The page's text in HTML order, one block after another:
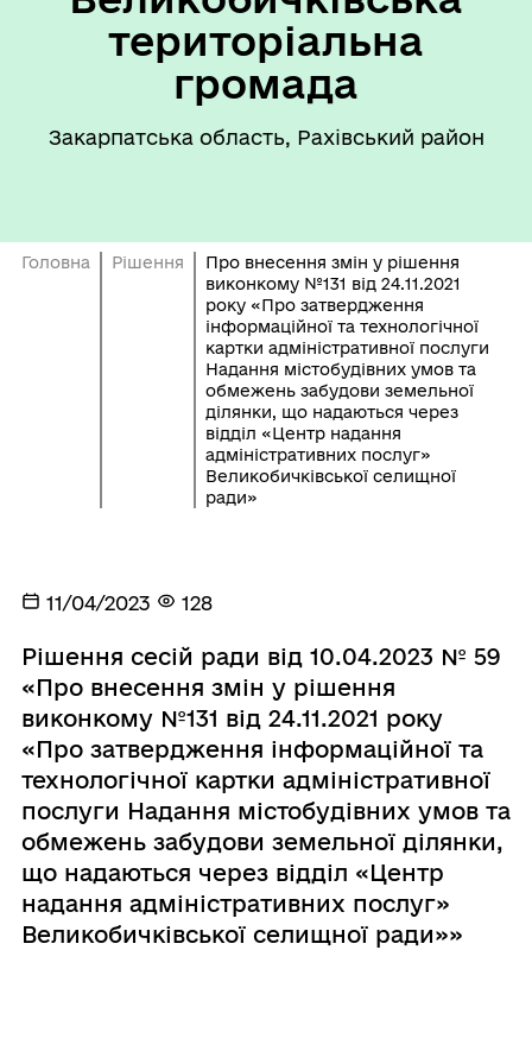
територіальна
громада
Закарпатська область, Рахівський район
Головна Рішення
Про внесення змін у рішення
виконкому №131 від 24.11.2021
року «Про затвердження
інформаційної та технологічної
картки адміністративної послуги
Надання містобудівних умов та
обмежень забудови земельної
ділянки, що надаються через
відділ «Центр надання
адміністративних послуг»
Великобичківської селищної
ради»
11/04/2023 128
Рішення сесій ради від 10.04.2023 № 59
«Про внесення змін у рішення
виконкому №131 від 24.11.2021 року
«Про затвердження інформаційної та
технологічної картки адміністративної
послуги Надання містобудівних умов та
обмежень забудови земельної ділянки,
що надаються через відділ «Центр
надання адміністративних послуг»
Великобичківської селищної ради»»